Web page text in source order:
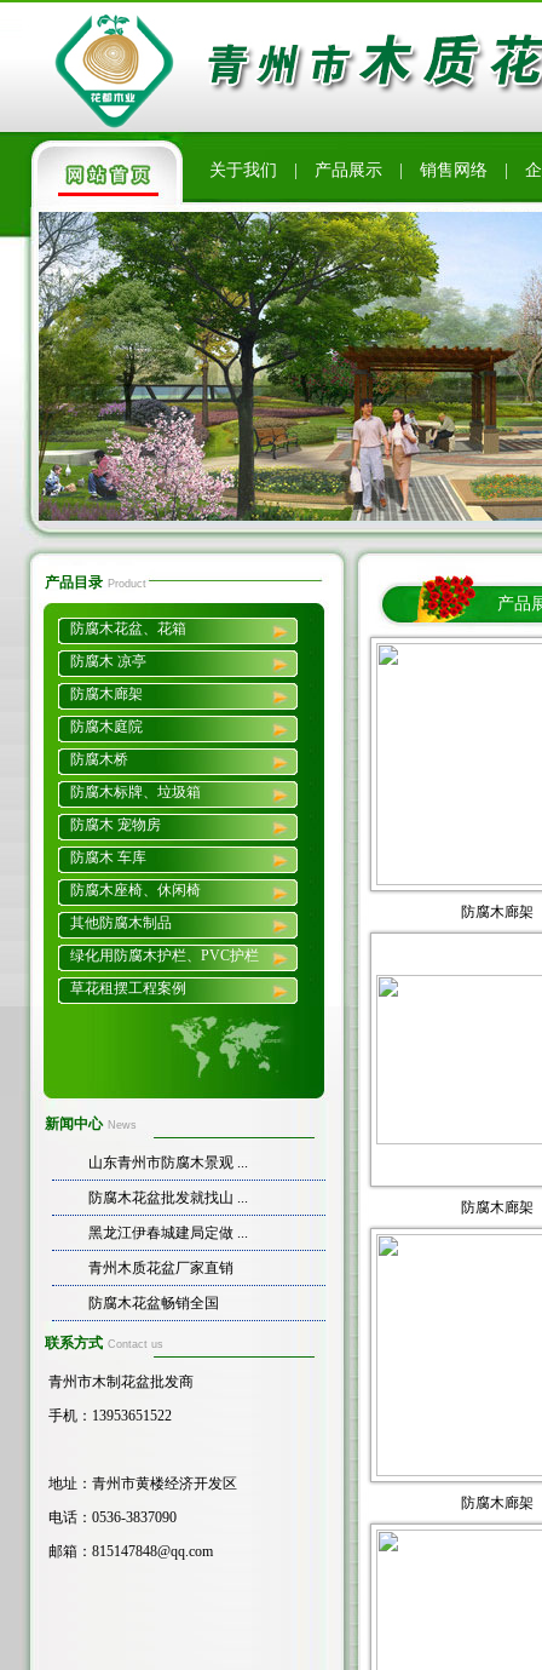
关于我们 产品展示 销售网络
产品目录 Product
防腐木花盆、花箱
防腐木 凉亭
防腐木廊架
防腐木庭院
防腐木桥
防腐木标牌、垃圾箱
防腐木 宠物房
防腐木 车库
防腐木座椅、休闲椅
其他防腐木制品
绿化用防腐木护栏、PVC护栏
草花租摆工程案例
新闻中心 News
山东青州市防腐木景观 ...
防腐木花盆批发就找山 ...
黑龙江伊春城建局定做 ...
青州木质花盆厂家直销
防腐木花盆畅销全国
联系方式 Contact us
青州市木制花盆批发商
手机：13953651522
地址：青州市黄楼经济开发区
电话：0536-3837090
邮箱： 815147848@qq.com
产品
防腐木廊架
防腐木廊架
防腐木廊架